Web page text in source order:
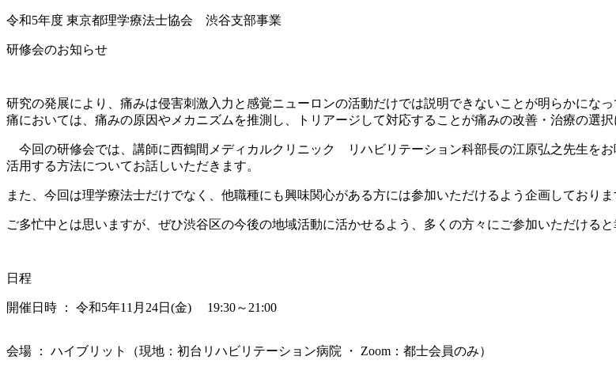
令和5年度 東京都理学療法士協会 渋谷支部事業
研修会のお知らせ
研究の発展により、痛みは侵害刺激入力と感覚ニューロンの活動だけでは説明できないことが明らかにな
痛においては、痛みの原因やメカニズムを推測し、トリアージして対応することが痛みの改善・治療の選択
今回の研修会では、講師に西鶴間メディカルクリニック リハビリテーション科部長の江原弘之先生を
活用する方法についてお話しいただきます。
また、今回は理学療法士だけでなく、他職種にも興味関心がある方には参加いただけるよう企画しており
ご多忙中とは思いますが、ぜひ渋谷区の今後の地域活動に活かせるよう、多くの方々にご参加いただけると
日程
開催日時 ： 令和5年11月24日(金) 19:30～21:00
会場 ： ハイブリット（現地：初台リハビリテーション病院 ・ Zoom：都士会員のみ）